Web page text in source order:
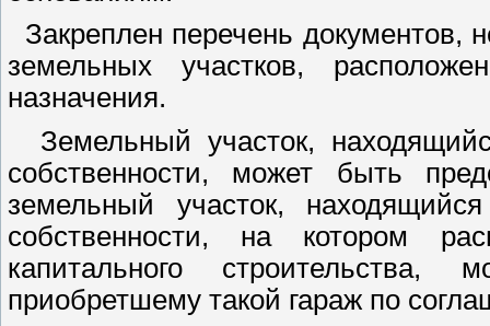
Закреплен перечень документов,
земельных участков,
назначения.
Земельный участок,
собственности, может быть
земельный участок,
собственности, на котором
капитального строительства,
приобретшему такой гараж по